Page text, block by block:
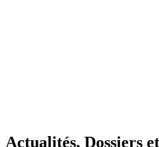
Actualités, Dossiers